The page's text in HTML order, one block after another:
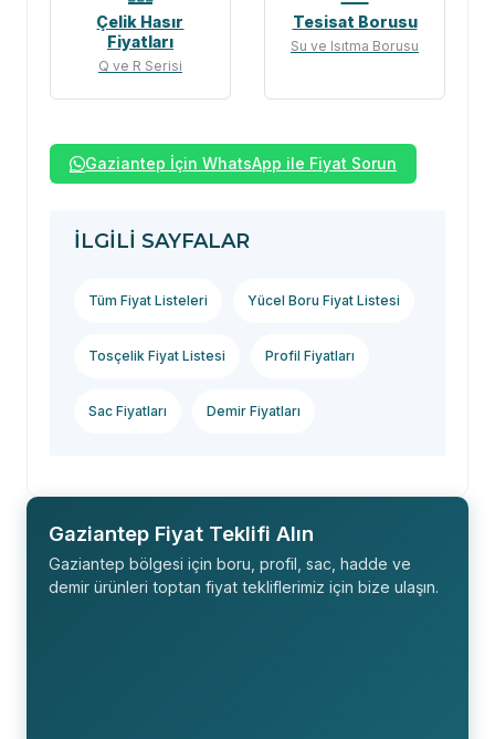
Çelik Hasır
Fiyatları
Q ve R Serisi
Tesisat Borusu
Su ve Isıtma Borusu
Gaziantep İçin WhatsApp ile Fiyat Sorun
İLGILI SAYFALAR
Tüm Fiyat Listeleri Yücel Boru Fiyat Listesi
Tosçelik Fiyat Listesi Profil Fiyatları
Sac Fiyatları Demir Fiyatları
Gaziantep Fiyat Teklifi Alın
Gaziantep bölgesi için boru, profil, sac, hadde ve
demir ürünleri toptan fiyat tekliflerimiz için bize ulaşın.